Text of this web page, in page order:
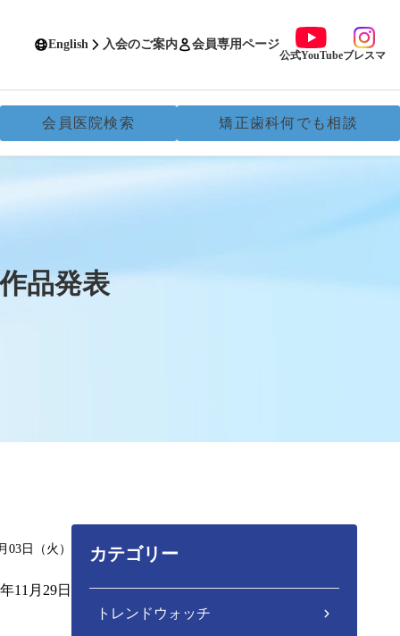
English 入会のご案内 会員専用ページ
公式YouTubeブレスマ
会員医院検索 矯正歯科何でも相談
品発表
03日（火）
11月29日
カテゴリー
トレンドウォッチ